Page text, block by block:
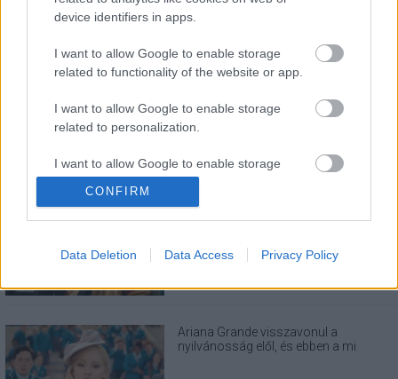
device identifiers in apps.
I want to allow Google to enable storage
related to functionality of the website or app.
I want to allow Google to enable storage
related to personalization.
I want to allow Google to enable storage
related to security, including authentication
user protection.
CONFIRM
Data Deletion Data Access Privacy Policy
LEGOLVASOTTABBAK
pornófilm keveredett volna össze
Ariana Grande visszavonul a
nyilvánosság elől, és ebben a mi